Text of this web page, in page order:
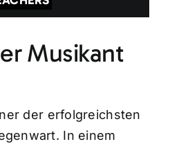
Musikant
der erfolgreichsten
In einem